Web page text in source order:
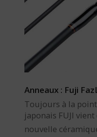
Anneaux : Fuji
Toujours à la
japonais FUJI
nouvelle